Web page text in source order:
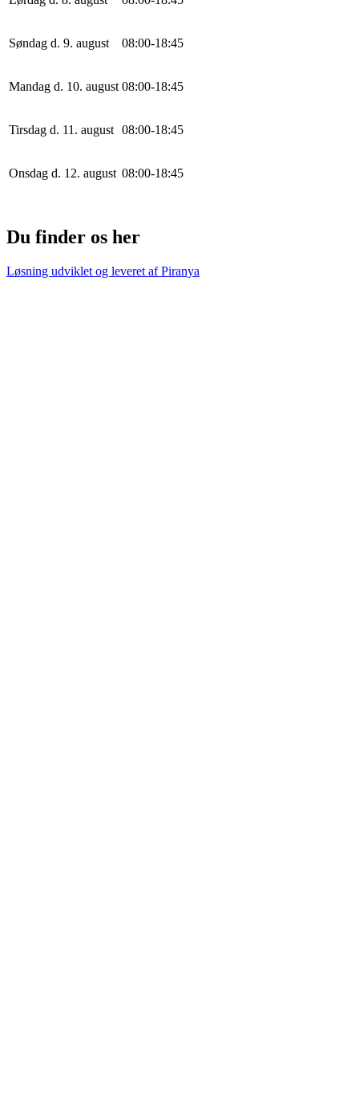
Søndag d. 9. august 08:00-18:45
Mandag d. 10. august 08:00-18:45
Tirsdag d. 11. august 08:00-18:45
Onsdag d. 12. august 08:00-18:45
Du finder os her
Løsning udviklet og leveret afPiranya